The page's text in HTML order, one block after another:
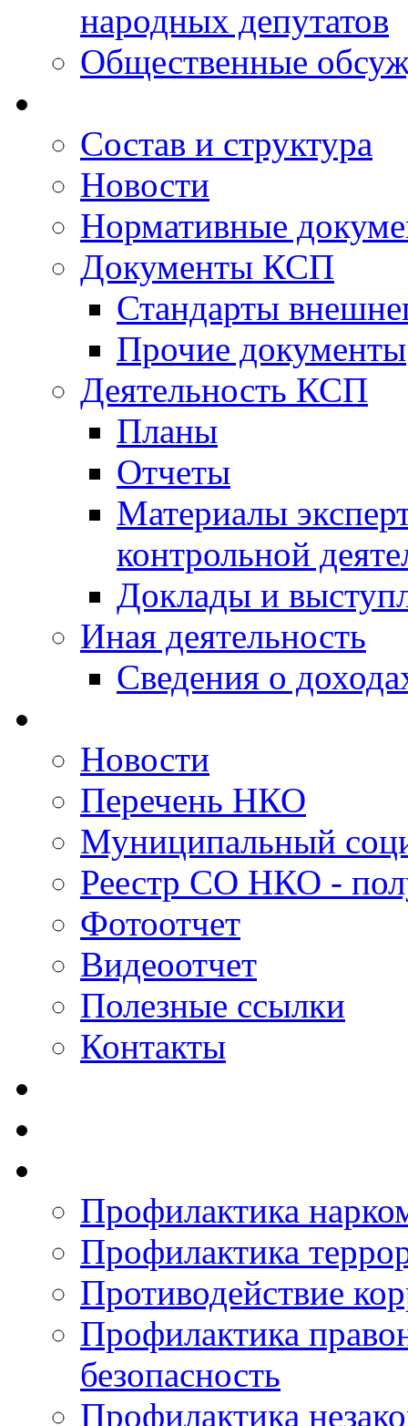
народных депутатов
Общественные
Состав и структура
Новости
Нормативные
Документы КСП
Стандарты
Прочие документы
Деятельность КСП
Планы
Отчеты
Материалы
контрольной
Доклады и
Иная деятельность
Сведения о
Новости
Перечень НКО
Муниципальный
Реестр СО НКО -
Фотоотчет
Видеоотчет
Полезные ссылки
Контакты
Профилактика
Профилактика
Противодействие
Профилактика
безопасность
Профилактика